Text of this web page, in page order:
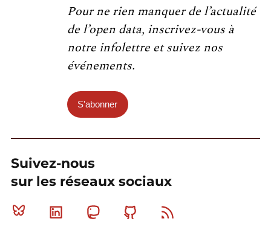
Pour ne rien manquer de l’actualité
de l’open data, inscrivez-vous à
notre infolettre et suivez nos
événements.
S'abonner
Suivez-nous
sur les réseaux sociaux
Bluesky Linkedin MastodonGithub